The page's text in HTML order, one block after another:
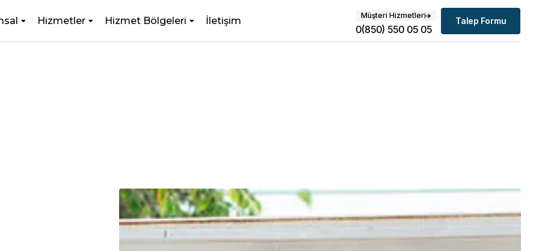
Hizmetler Hizmet Bölgeleri İletişim Müşteri Hizmetleri
0(850) 550 05 05
Talep Formu